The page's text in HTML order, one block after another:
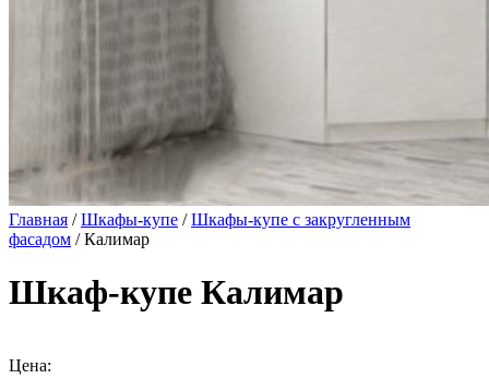
Главная /Шкафы-купе /Шкафы-купе с закругленным
фасадом / Калимар
Шкаф-купе Калимар
Цена: